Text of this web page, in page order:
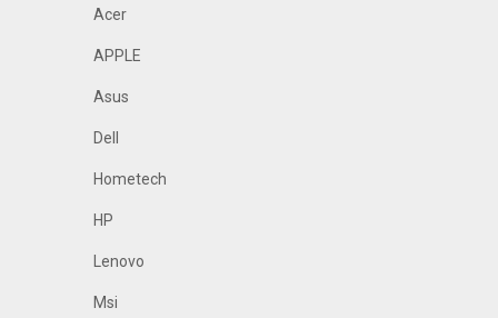
Acer
APPLE
Asus
Dell
Hometech
HP
Lenovo
Msi